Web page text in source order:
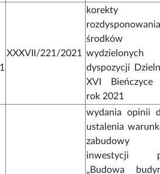
XXXVII/221/2021
korekty
środków
wydzielonych
dyspozycji
XVI Bieńczyce
rok 2021
wydania opinii
ustalenia
zabudowy
inwestycji
„Budowa